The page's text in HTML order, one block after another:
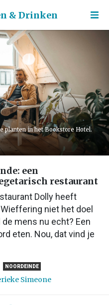
& Drinken
planten in het Bookstore Hotel.
een
restaurant
Dolly heeft
niet het doel
mens nu echt? Een
eten. Nou, dat vind je
NOORDEINDE
Simeone